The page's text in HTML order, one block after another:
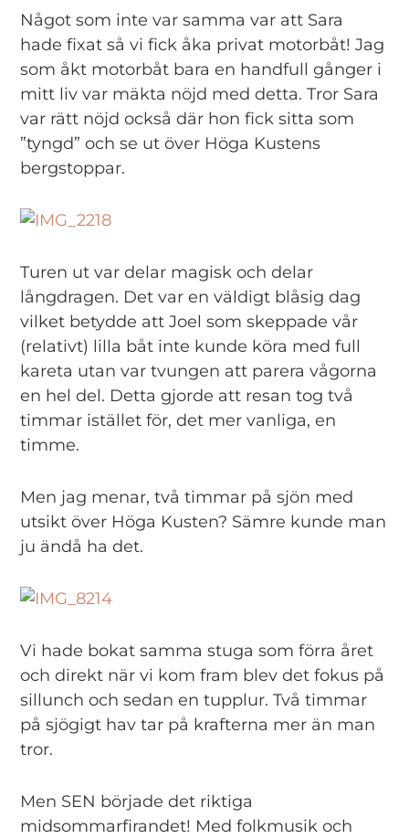
Något som inte var samma var att Sara
hade fixat så vi fick åka privat motorbåt! Jag
som åkt motorbåt bara en handfull gånger i
mitt liv var mäkta nöjd med detta. Tror Sara
var rätt nöjd också där hon fick sitta som
”tyngd” och se ut över Höga Kustens
bergstoppar.
Turen ut var delar magisk och delar
långdragen. Det var en väldigt blåsig dag
vilket betydde att Joel som skeppade vår
(relativt) lilla båt inte kunde köra med full
kareta utan var tvungen att parera vågorna
en hel del. Detta gjorde att resan tog två
timmar istället för, det mer vanliga, en
timme.
Men jag menar, två timmar på sjön med
utsikt över Höga Kusten? Sämre kunde man
ju ändå ha det.
Vi hade bokat samma stuga som förra året
och direkt när vi kom fram blev det fokus på
sillunch och sedan en tupplur. Två timmar
på sjögigt hav tar på krafterna mer än man
tror.
Men SEN började det riktiga
midsommarfirandet! Med folkmusik och